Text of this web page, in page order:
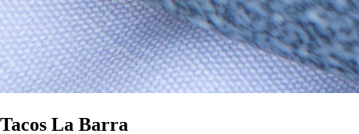
Tacos La Barra